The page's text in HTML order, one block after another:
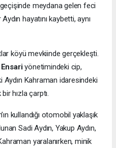
meydana gelen feci
hayatını kaybetti, aynı
köyü mevkiinde gerçekleşti.
yönetimindeki cip,
Kahraman idaresindeki
hızla çarptı.
kullandığı otomobil yaklaşık
Sadi Aydın, Yakup Aydın,
yaralanırken, minik